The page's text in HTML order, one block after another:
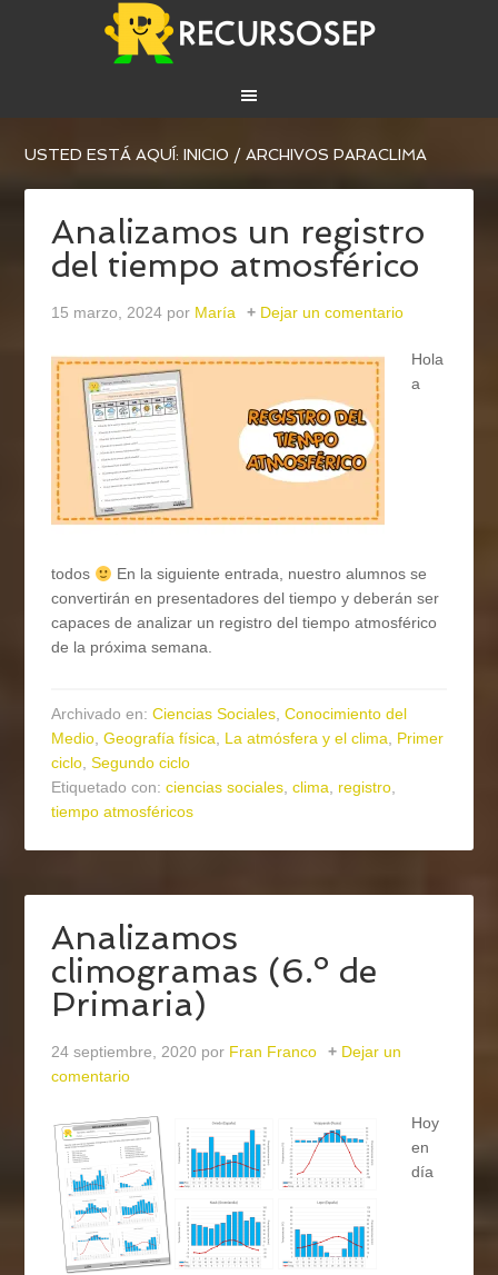
USTED ESTÁ AQUÍ:INICIO / ARCHIVOS PARACLIMA
Analizamos un registro
del tiempo atmosférico
15 marzo, 2024 por María Dejar un comentario
Hola
a
todos
En la siguiente entrada, nuestro alumnos se
convertirán en presentadores del tiempo y deberán ser
capaces de analizar un registro del tiempo atmosférico
de la próxima semana.
Archivado en:Ciencias Sociales,Conocimiento del
Medio,Geografía física, La atmósfera y el clima, Primer
ciclo,Segundo ciclo
Etiquetado con:ciencias sociales,clima, registro,
tiempo atmosféricos
Analizamos
climogramas (6.º de
Primaria)
24 septiembre, 2020 por Fran Franco
Dejar un
comentario
Hoy
en
día